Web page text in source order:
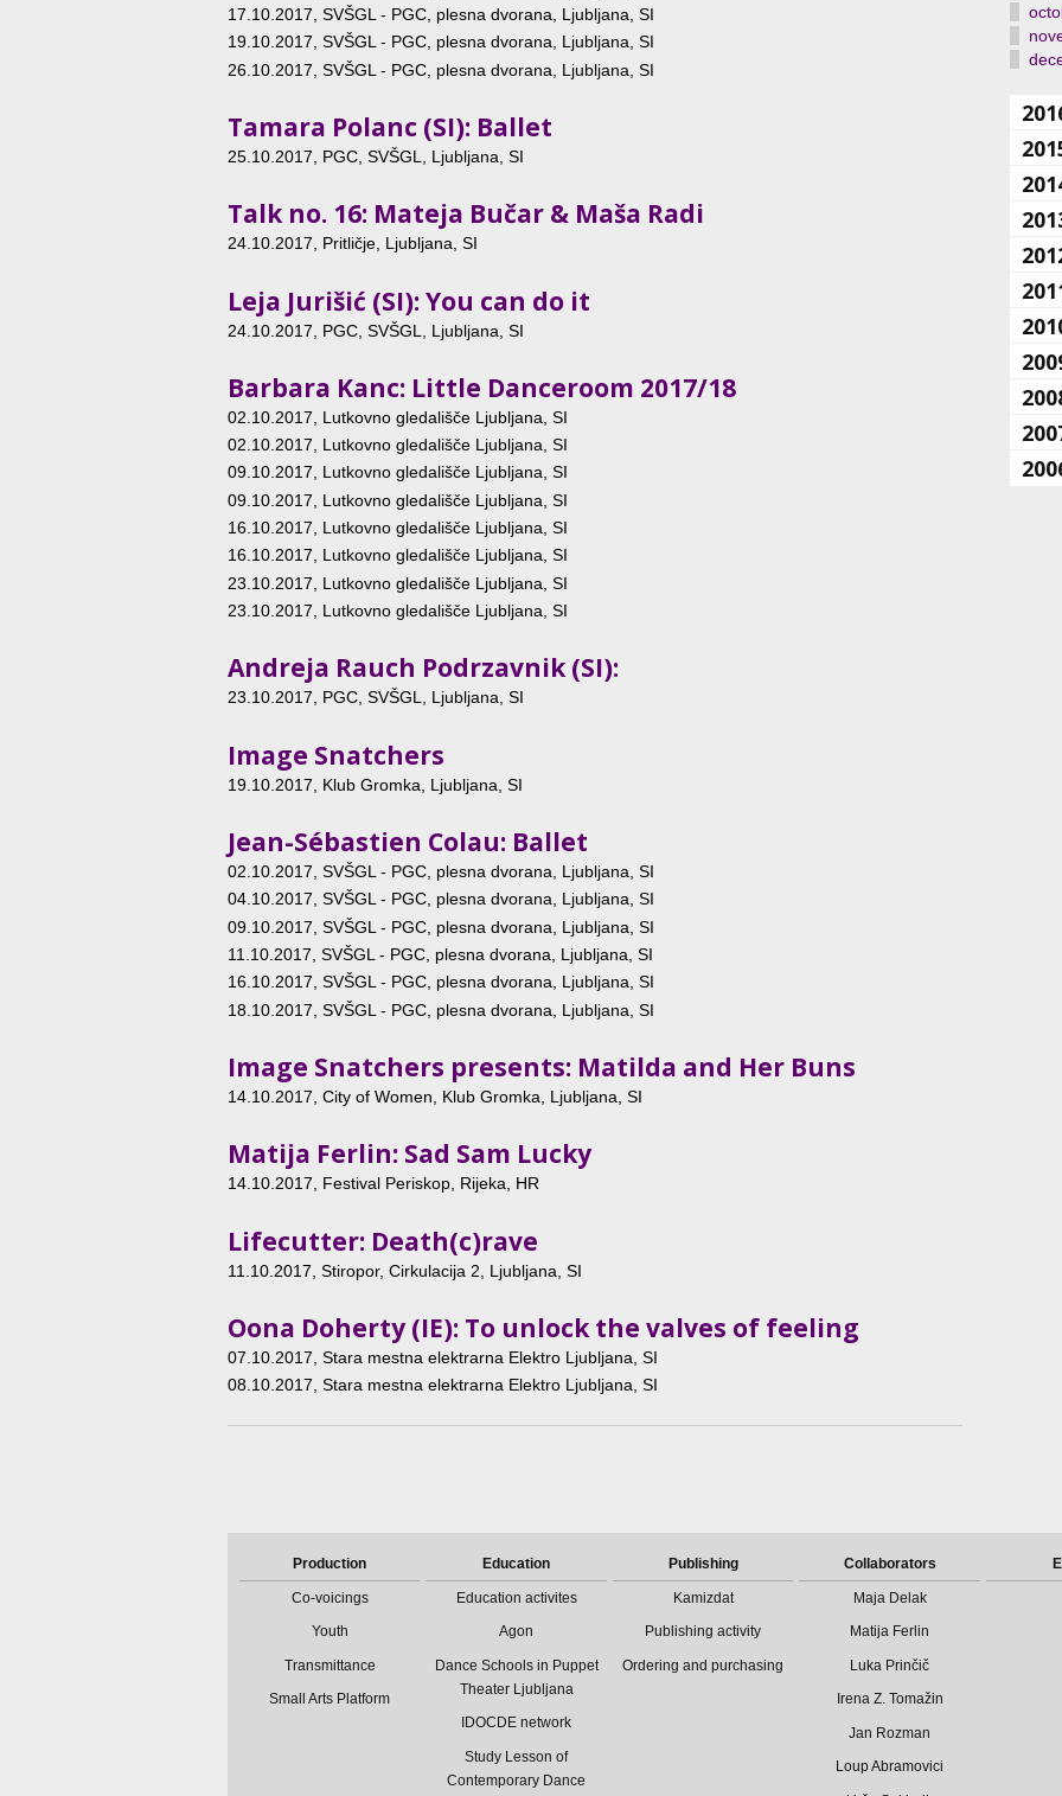
17.10.2017 , SVŠGL - PGC, plesna dvorana, Ljubljana, SI
19.10.2017 , SVŠGL - PGC, plesna dvorana, Ljubljana, SI
26.10.2017 , SVŠGL - PGC, plesna dvorana, Ljubljana, SI
Tamara Polanc (SI): Ballet
25.10.2017 , PGC, SVŠGL, Ljubljana, SI
Talk no. 16: Mateja Bučar & Maša Radi
24.10.2017 , Pritličje, Ljubljana, SI
Leja Jurišić (SI): You can do it
24.10.2017 , PGC, SVŠGL, Ljubljana, SI
Barbara Kanc: Little Danceroom 2017/18
02.10.2017 , Lutkovno gledališče Ljubljana, SI
02.10.2017 , Lutkovno gledališče Ljubljana, SI
09.10.2017, Lutkovno gledališče Ljubljana, SI
09.10.2017 , Lutkovno gledališče Ljubljana, SI
16.10.2017 , Lutkovno gledališče Ljubljana, SI
16.10.2017, Lutkovno gledališče Ljubljana, SI
23.10.2017 , Lutkovno gledališče Ljubljana, SI
23.10.2017 , Lutkovno gledališče Ljubljana, SI
Andreja Rauch Podrzavnik (SI):
23.10.2017, PGC, SVŠGL, Ljubljana, SI
Image Snatchers
19.10.2017 , Klub Gromka, Ljubljana, SI
Jean-Sébastien Colau: Ballet
02.10.2017 , SVŠGL - PGC, plesna dvorana, Ljubljana, SI
04.10.2017, SVŠGL - PGC, plesna dvorana, Ljubljana, SI
09.10.2017 , SVŠGL - PGC, plesna dvorana, Ljubljana, SI
11.10.2017 , SVŠGL - PGC, plesna dvorana, Ljubljana, SI
16.10.2017, SVŠGL - PGC, plesna dvorana, Ljubljana, SI
18.10.2017 , SVŠGL - PGC, plesna dvorana, Ljubljana, SI
Image Snatchers presents: Matilda and Her Buns
14.10.2017 , City of Women, Klub Gromka, Ljubljana, SI
Matija Ferlin: Sad Sam Lucky
14.10.2017, Festival Periskop, Rijeka, HR
Lifecutter: Death(c)rave
11.10.2017 , Stiropor, Cirkulacija 2, Ljubljana, SI
Oona Doherty (IE): To unlock the valves of feeling
07.10.2017 , Stara mestna elektrarna Elektro Ljubljana, SI
08.10.2017, Stara mestna elektrarna Elektro Ljubljana, SI
Production
Co-voicings
Youth
Transmittance
Small Arts Platform
Education
Education activites
Agon
Dance Schools in Puppet
Theater Ljubljana
IDOCDE network
Study Lesson of
Contemporary Dance
Publishing
Kamizdat
Publishing activity
Ordering and purchasing
Collaborators
Maja Delak
Matija Ferlin
Luka Prinčič
Irena Z. Tomažin
Jan Rozman
Loup Abramovici